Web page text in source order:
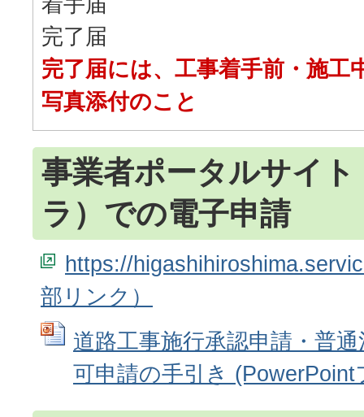
完了届
完了届には、工事着手前・施工
写真添付のこと
事業者ポータルサイ
ラ）での電子申請
https://
道路工事施行承認申請・普
可申請の手引き